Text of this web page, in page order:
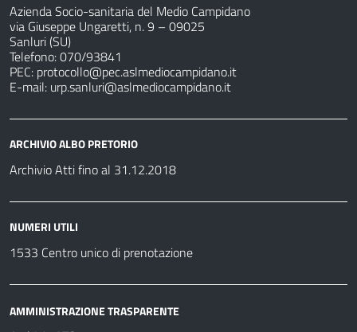
Azienda Socio-sanitaria del Medio Campidano
via Giuseppe Ungaretti, n. 9 – 09025
Sanluri (SU)
Telefono: 070/93841
PEC: protocollo@pec.aslmediocampidano.it
E-mail: urp.sanluri@aslmediocampidano.it
ARCHIVIO ALBO PRETORIO
Archivio Atti fino al 31.12.2018
NUMERI UTILI
1533 Centro unico di prenotazione
AMMINISTRAZIONE TRASPARENTE